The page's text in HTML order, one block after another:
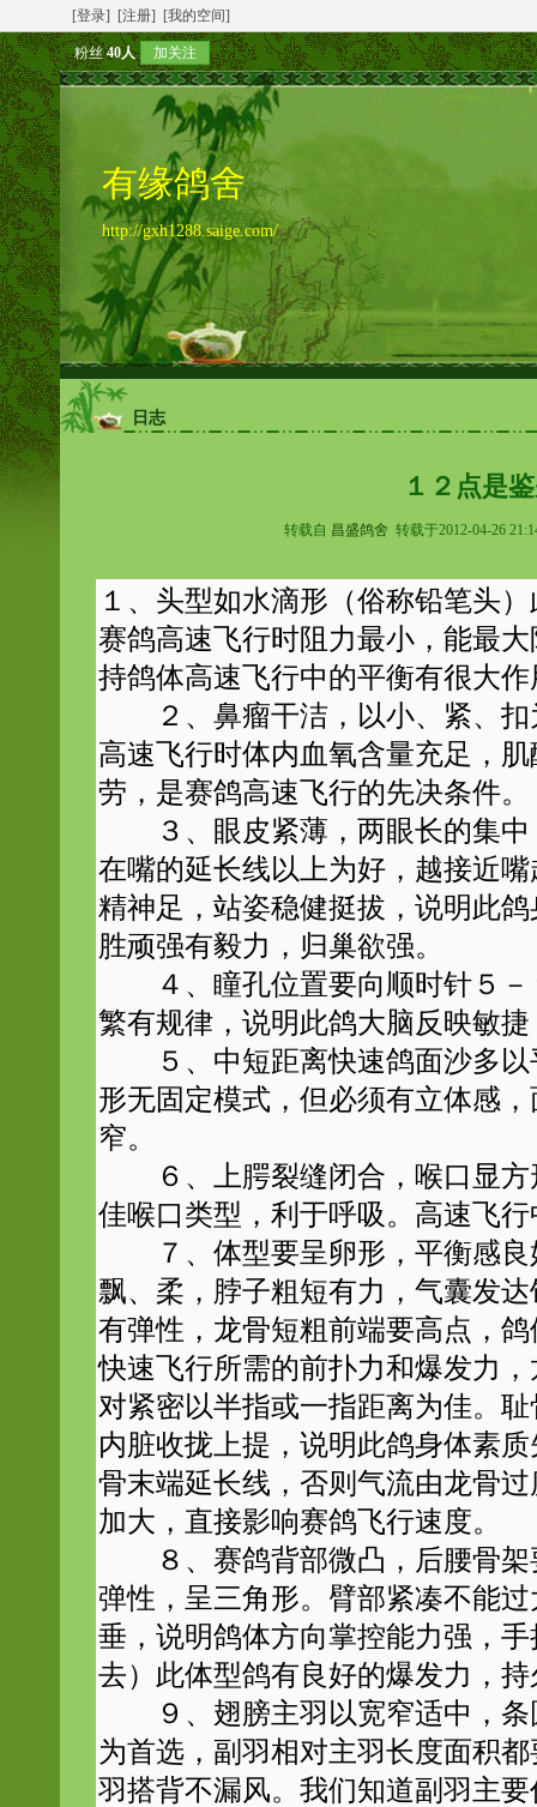
[登录] [注册] [我的空间]
粉丝40人 加关注
有缘鸽舍
http://gxh1288.saige.com/
日志
１２点是
转载自 昌盛鸽舍 转载于2012-04-26
１、头型如水滴形（俗称铅笔头
赛鸽高速飞行时阻力最小，能最
持鸽体高速飞行中的平衡有很大作
２、鼻瘤干洁，以小、紧、扣
高速飞行时体内血氧含量充足，
劳，是赛鸽高速飞行的先决条件。
３、眼皮紧薄，两眼长的集中
在嘴的延长线以上为好，越接近
精神足，站姿稳健挺拔，说明此
胜顽强有毅力，归巢欲强。
４、瞳孔位置要向顺时针５－
繁有规律，说明此鸽大脑反映敏
５、中短距离快速鸽面沙多以
形无固定模式，但必须有立体感
窄。
６、上腭裂缝闭合，喉口显方
佳喉口类型，利于呼吸。高速飞
７、体型要呈卵形，平衡感良
飘、柔，脖子粗短有力，气囊发
有弹性，龙骨短粗前端要高点，
快速飞行所需的前扑力和爆发力
对紧密以半指或一指距离为佳。
内脏收拢上提，说明此鸽身体素
骨末端延长线，否则气流由龙骨
加大，直接影响赛鸽飞行速度。
８、赛鸽背部微凸，后腰骨架
弹性，呈三角形。臂部紧凑不能
垂，说明鸽体方向掌控能力强，
去）此体型鸽有良好的爆发力，
９、翅膀主羽以宽窄适中，条
为首选，副羽相对主羽长度面积
羽搭背不漏风。我们知道副羽主